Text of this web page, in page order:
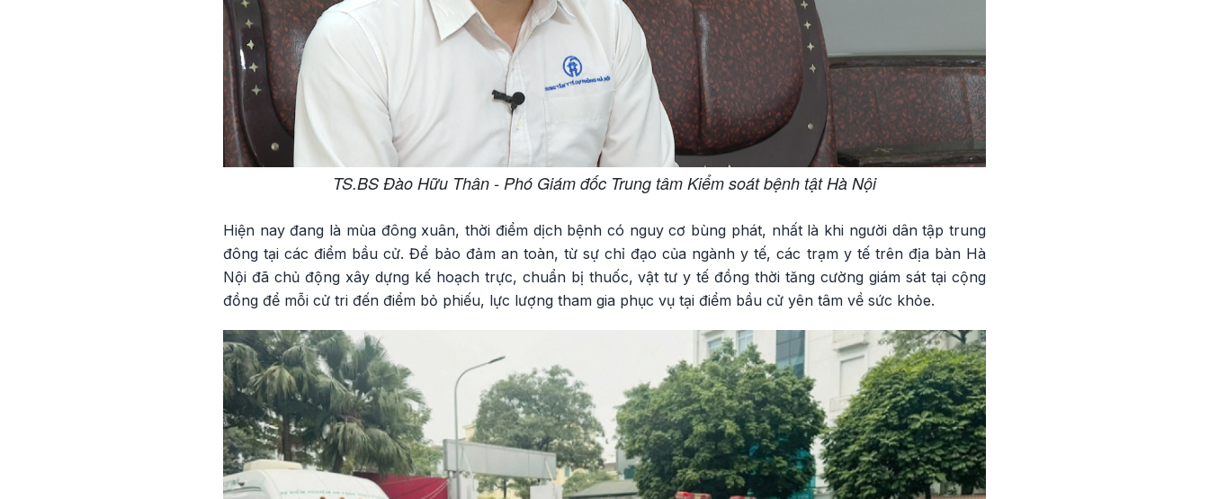
TS.BS Đào Hữu Thân - Phó Giám đốc Trung tâm Kiểm soát bệnh tật Hà Nội
Hiện nay đang là mùa đông xuân, thời điểm dịch bệnh có nguy cơ bùng phát, nhất là khi người dân tập trung
đông tại các điểm bầu cử. Để bảo đảm an toàn, từ sự chỉ đạo của ngành y tế, các trạm y tế trên địa bàn Hà
Nội đã chủ động xây dựng kế hoạch trực, chuẩn bị thuốc, vật tư y tế đồng thời tăng cường giám sát tại cộng
đồng để mỗi cử tri đến điểm bỏ phiếu, lực lượng tham gia phục vụ tại điểm bầu cử yên tâm về sức khỏe.